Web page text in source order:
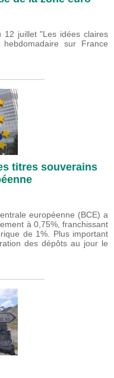
12 juillet "Les idées claires
sur France
titres souverains
européenne (BCE) a
à 0,75%, franchissant
de 1%. Plus important
des dépôts au jour le